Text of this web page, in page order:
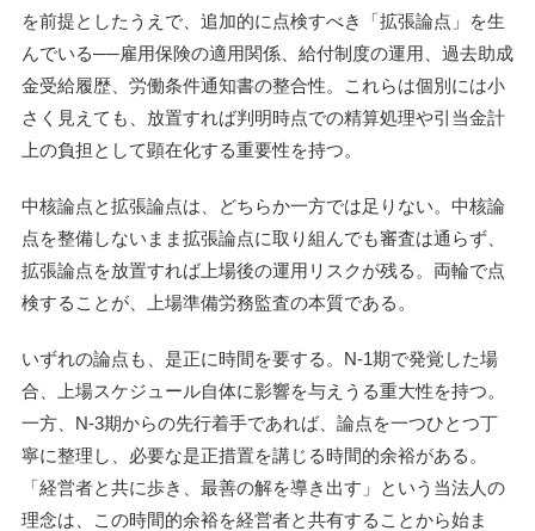
を前提としたうえで、追加的に点検すべき「拡張論点」を生
んでいる──雇用保険の適用関係、給付制度の運用、過去助成
金受給履歴、労働条件通知書の整合性。これらは個別には小
さく見えても、放置すれば判明時点での精算処理や引当金計
上の負担として顕在化する重要性を持つ。
中核論点と拡張論点は、どちらか一方では足りない。中核論
点を整備しないまま拡張論点に取り組んでも審査は通らず、
拡張論点を放置すれば上場後の運用リスクが残る。両輪で点
検することが、上場準備労務監査の本質である。
いずれの論点も、是正に時間を要する。N-1期で発覚した場
合、上場スケジュール自体に影響を与えうる重大性を持つ。
一方、N-3期からの先行着手であれば、論点を一つひとつ丁
寧に整理し、必要な是正措置を講じる時間的余裕がある。
「経営者と共に歩き、最善の解を導き出す」という当法人の
理念は、この時間的余裕を経営者と共有することから始ま